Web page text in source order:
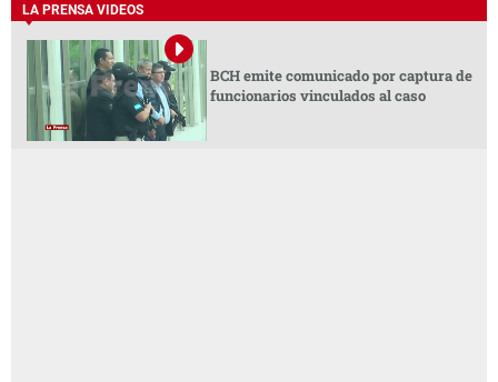
LA PRENSA VIDEOS
BCH emite comunicado por captura de
funcionarios vinculados al caso